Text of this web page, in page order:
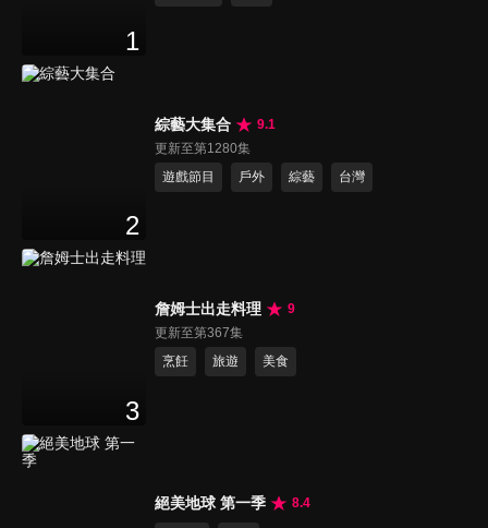
1
2
綜藝大集合
9.1
更新至第1280集
遊戲節目
戶外 綜藝 台灣
3
詹姆士出走料理
9
更新至第367集
烹飪
旅遊 美食
絕美地球 第一季 8.4